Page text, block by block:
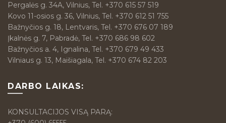
Pergalės g. 34A, Vilnius, Tel. +370 615 57 519
Kovo 11-osios g. 36, Vilnius, Tel. +370 612 51 755
Bažnyčios g. 18, Lentvaris, Tel. +370 676 07 189
Įkalnės g. 7, Pabradė, Tel. +370 686 98 602
Bažnyčios a. 4, Ignalina, Tel. +370 679 49 433
Vilniaus g. 13, Maišiagala, Tel. +370 674 82 203
DARBO LAIKAS:
KONSULTACIJOS VISĄ PARĄ: